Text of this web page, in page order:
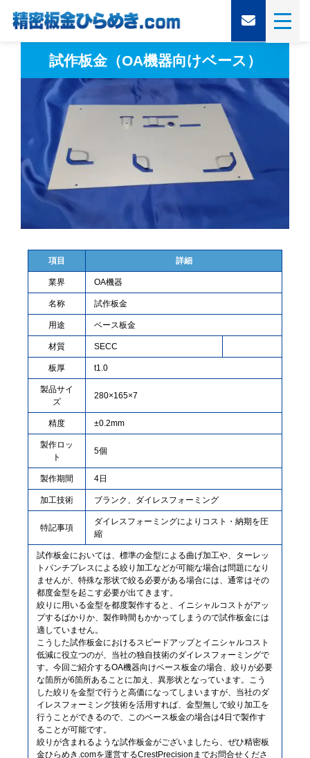
試作板金（OA機器向けベース）
項目 詳細
業界 OA機器
名称 試作板金
用途 ベース板金
材質 SECC
板厚 t1.0
製品サイ
ズ
280×165×7
精度 ±0.2mm
製作ロッ
ト
5個
製作期間 4日
加工技術 ブランク、ダイレスフォーミング
特記事項
ダイレスフォーミングによりコスト・納期を圧
縮
試作板金においては、標準の金型による曲げ加工や、ターレッ
トパンチプレスによる絞り加工などが可能な場合は問題になり
ませんが、特殊な形状で絞る必要がある場合には、通常はその
都度金型を起こす必要が出てきます。
絞りに用いる金型を都度製作すると、イニシャルコストがアッ
プするばかりか、製作時間もかかってしまうので試作板金には
適していません。
こうした試作板金におけるスピードアップとイニシャルコスト
低減に役立つのが、当社の独自技術のダイレスフォーミングで
す。今回ご紹介するOA機器向けベース板金の場合、絞りが必要
な箇所が6箇所あることに加え、異形状となっています。こう
した絞りを金型で行うと高価になってしまいますが、当社のダ
イレスフォーミング技術を活用すれば、金型無しで絞り加工を
行うことができるので、このベース板金の場合は4日で製作す
ることが可能です。
絞りが含まれるような試作板金がございましたら、ぜひ精密板
金ひらめき.comを運営するCrestPrecisionまでお問合せくださ